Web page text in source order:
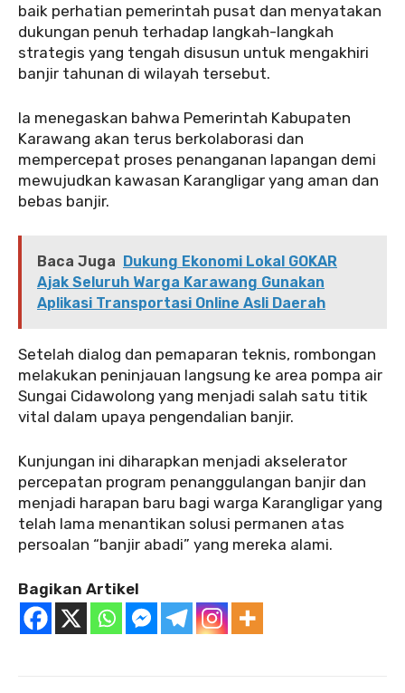
baik perhatian pemerintah pusat dan menyatakan
dukungan penuh terhadap langkah-langkah
strategis yang tengah disusun untuk mengakhiri
banjir tahunan di wilayah tersebut.
Ia menegaskan bahwa Pemerintah Kabupaten
Karawang akan terus berkolaborasi dan
mempercepat proses penanganan lapangan demi
mewujudkan kawasan Karangligar yang aman dan
bebas banjir.
Baca Juga Dukung Ekonomi Lokal GOKAR
Ajak Seluruh Warga Karawang Gunakan
Aplikasi Transportasi Online Asli Daerah
Setelah dialog dan pemaparan teknis, rombongan
melakukan peninjauan langsung ke area pompa air
Sungai Cidawolong yang menjadi salah satu titik
vital dalam upaya pengendalian banjir.
Kunjungan ini diharapkan menjadi akselerator
percepatan program penanggulangan banjir dan
menjadi harapan baru bagi warga Karangligar yang
telah lama menantikan solusi permanen atas
persoalan “banjir abadi” yang mereka alami.
Bagikan Artikel